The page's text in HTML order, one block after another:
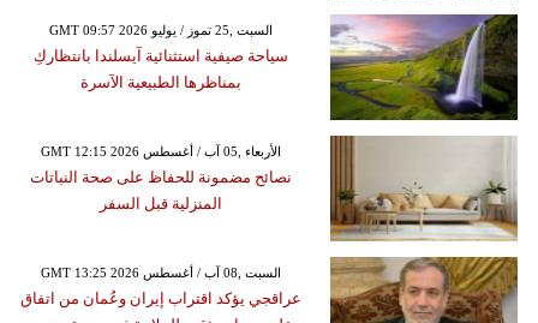
GMT 09:57 2026 السبت ,25 تموز / يوليو
سياحة صيفية استثنائية آيسلندا بانتظاركِ
بمناظرها الطبيعية الآسرة
GMT 12:15 2026 الأربعاء ,05 آب / أغسطس
نصائح مضمونة للحفاظ على صحة النباتات
المنزلية قبل السفر
GMT 13:25 2026 السبت ,08 آب / أغسطس
عراقجي يؤكد اقتراب إيران وعُمان من اتفاق